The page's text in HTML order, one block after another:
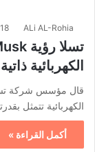
ALi AL-Rohia 18 يوليو، 2022
الكهربائية
الكهربائية تتمثل
أكمل القراءة »